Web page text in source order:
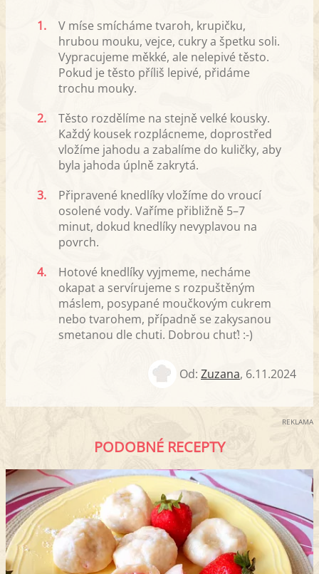
1.
V míse smícháme tvaroh, krupičku,
hrubou mouku, vejce, cukry a špetku soli.
Vypracujeme měkké, ale nelepivé těsto.
Pokud je těsto příliš lepivé, přidáme
trochu mouky.
2.
Těsto rozdělíme na stejně velké kousky.
Každý kousek rozplácneme, doprostřed
vložíme jahodu a zabalíme do kuličky, aby
byla jahoda úplně zakrytá.
3.
Připravené knedlíky vložíme do vroucí
osolené vody. Vaříme přibližně 5–7
minut, dokud knedlíky nevyplavou na
povrch.
4.
Hotové knedlíky vyjmeme, necháme
okapat a servírujeme s rozpuštěným
máslem, posypané moučkovým cukrem
nebo tvarohem, případně se zakysanou
smetanou dle chuti. Dobrou chuť! :-)
Od: Zuzana, 6.11.2024
REKLAMA
PODOBNÉ RECEPTY